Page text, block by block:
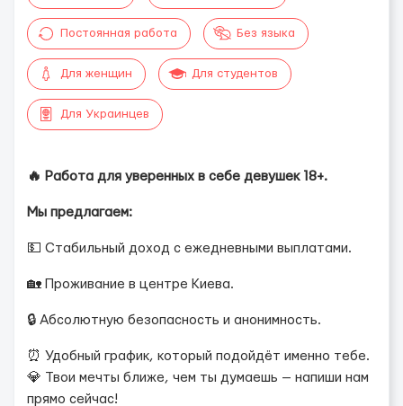
Постоянная работа Без языка
Для женщин Для студентов
Для Украинцев
🔥 Работа для уверенных в себе девушек 18+.
Мы предлагаем:
💵 Стабильный доход с ежедневными выплатами.
🏡 Проживание в центре Киева.
🔒 Абсолютную безопасность и анонимность.
⏰ Удобный график, который подойдёт именно тебе.
💎 Твои мечты ближе, чем ты думаешь — напиши нам
прямо сейчас!